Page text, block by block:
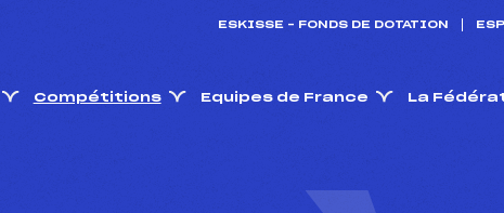
ESKISSE – FONDS DE DOTATION
Compétitions Equipes de France La